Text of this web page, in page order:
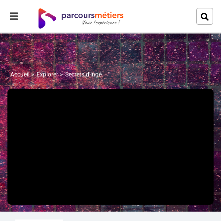
Accueil Explorer Secrets d'Ingé